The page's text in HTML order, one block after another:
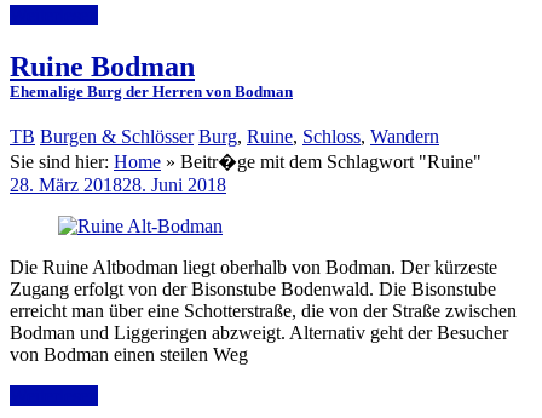
Ruine Bodman
Ehemalige Burg der Herren von Bodman
TB Burgen & Schlösser Burg, Ruine, Schloss, Wandern
Sie sind hier: Home » Beitr�ge mit dem Schlagwort "Ruine"
28. März 201828. Juni 2018
Die Ruine Altbodman liegt oberhalb von Bodman. Der kürzeste
Zugang erfolgt von der Bisonstube Bodenwald. Die Bisonstube
erreicht man über eine Schotterstraße, die von der Straße zwischen
Bodman und Liggeringen abzweigt. Alternativ geht der Besucher
von Bodman einen steilen Weg